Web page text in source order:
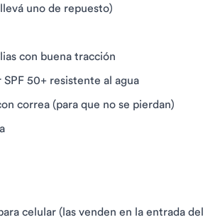
uno de repuesto)
con buena tracción
50+ resistente al agua
correa (para que no se pierdan)
celular (las venden en la entrada del